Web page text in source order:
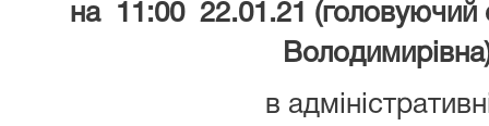
на 11:00 22.01.21
в